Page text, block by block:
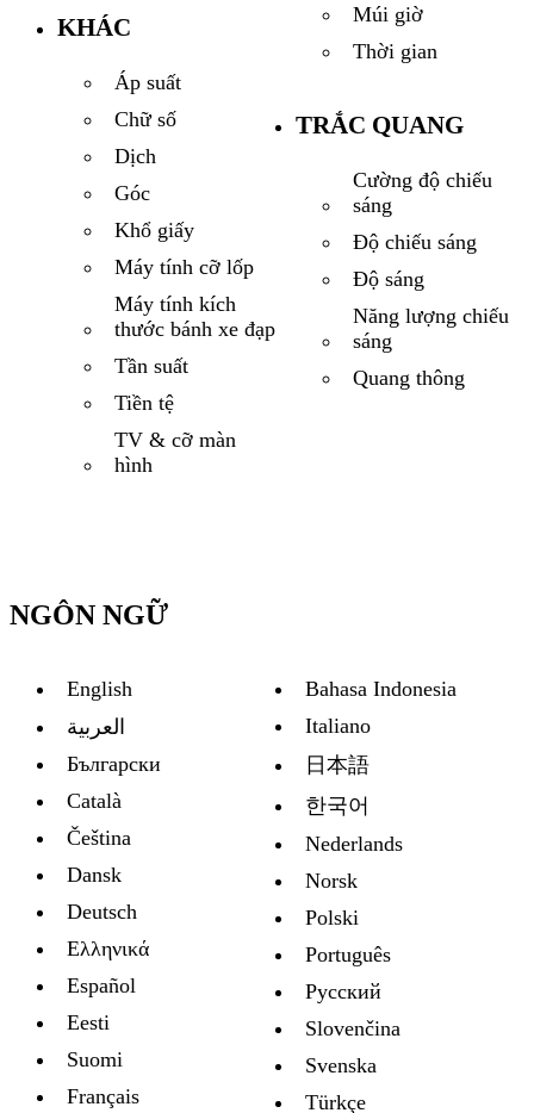
KHÁC
Áp suất
Chữ số
Dịch
Góc
Khổ giấy
Máy tính cỡ lốp
Máy tính kích
thước bánh xe đạp
Tần suất
Tiền tệ
TV & cỡ màn
hình
Múi giờ
Thời gian
TRẮC QUANG
Cường độ chiếu
sáng
Độ chiếu sáng
Độ sáng
Năng lượng chiếu
sáng
Quang thông
NGÔN NGỮ
English
العربية
Български
Català
Čeština
Dansk
Deutsch
Ελληνικά
Español
Eesti
Suomi
Français
Bahasa Indonesia
Italiano
日本語
한국어
Nederlands
Norsk
Polski
Português
Русский
Slovenčina
Svenska
Türkçe